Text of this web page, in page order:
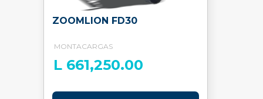
ZOOMLION FD30
MONTACARGAS
L 661,250.00